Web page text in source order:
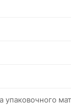
упаковочного